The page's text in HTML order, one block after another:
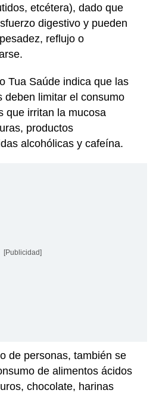
etcétera), dado que
digestivo y pueden
reflujo o
Tua Saúde indica que las
deben limitar el consumo
que irritan la mucosa
productos
alcohólicas y cafeína.
[Publicidad]
de personas, también se
de alimentos ácidos
chocolate, harinas